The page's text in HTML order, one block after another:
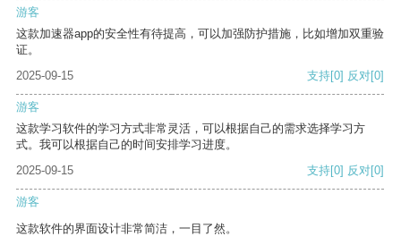
游客
这款加速器app的安全性有待提高，可以加强防护措施，比如增加双重验
证。
2025-09-15
支持[0] 反对[0]
游客
这款学习软件的学习方式非常灵活，可以根据自己的需求选择学习方
式。我可以根据自己的时间安排学习进度。
2025-09-15
支持[0] 反对[0]
游客
这款软件的界面设计非常简洁，一目了然。